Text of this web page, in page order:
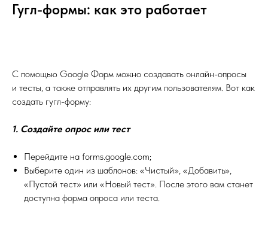
Гугл-формы: как это работает
С помощью Google Форм можно создавать онлайн-опросы
и тесты, а также отправлять их другим пользователям. Вот как
создать гугл-форму:
1. Создайте опрос или тест
Перейдите на forms.google.com;
Выберите один из шаблонов: «Чистый», «Добавить»,
«Пустой тест» или «Новый тест». После этого вам станет
доступна форма опроса или теста.